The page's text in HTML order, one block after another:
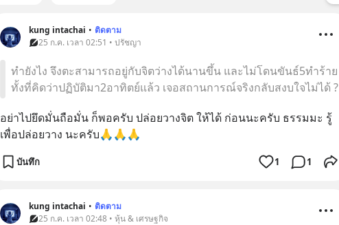
kung intachai • ติดตาม
25 ก.ค. เวลา 02:51 • ปรัชญา
ทำยังไง จึงตะสามารถอยู่กับจิตว่างได้นานขึ้น และไม่โดนขันธ์5ทำร้าย
ทั้งที่คิดว่าปฏิบัติมา2อาทิตย์แล้ว เจอสถานการณ์จริงกลับสงบใจไม่ได้ ?
อย่าไปยึดมั่นถือมั่น ก็พอครับ ปล่อยวางจิต ให้ได้ ก่อนนะครับ ธรรมมะ รู้
เพื่อปล่อยวาง นะครับ🙏🙏🙏
บันทึก 1 1
kung intachai • ติดตาม
25 ก.ค. เวลา 02:48 • หุ้น & เศรษฐกิจ